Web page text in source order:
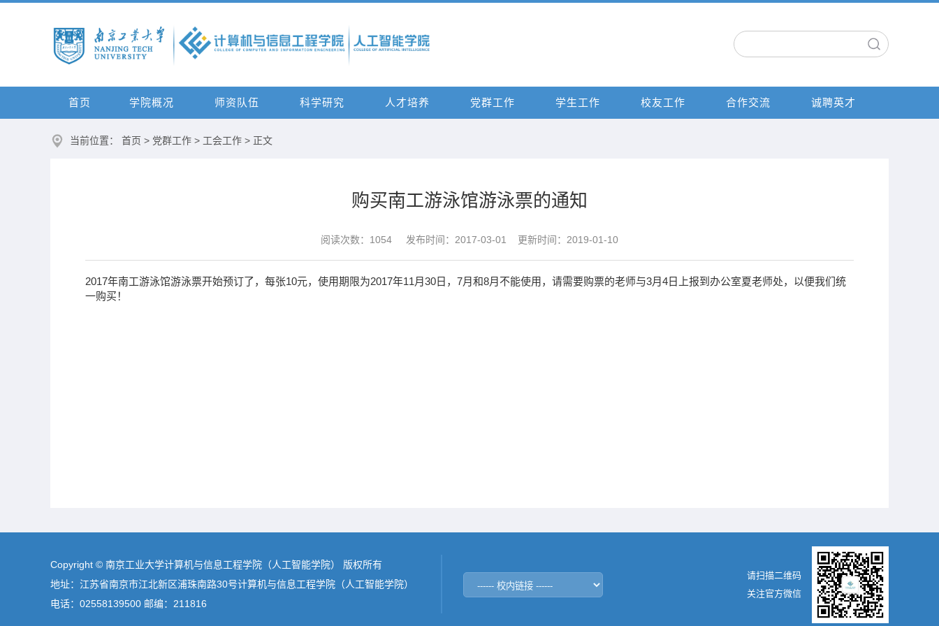
首页 学院概况 师资队伍 科学研究 人才培养 党群工作 学生工作 校友工作 合作交流 诚聘英才
当前位置： 首页 > 党群工作 > 工会工作 > 正文
购买南工游泳馆游泳票的通知
阅读次数： 1054 发布时间：2017-03-01 更新时间：2019-01-10
2017年南工游泳馆游泳票开始预订了，每张10元，使用期限为2017年11月30日，7月和8月不能使用，请需要购票的老师与3月4日上报到办公室夏老师处，以便我们统
一购买！
Copyright © 南京工业大学计算机与信息工程学院（人工智能学院） 版权所有
地址：江苏省南京市江北新区浦珠南路30号计算机与信息工程学院（人工智能学院）
电话：02558139500 邮编：211816
请扫描二维码
关注官方微信